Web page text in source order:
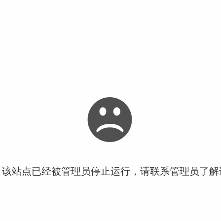
站点已经被管理员停止运行，请联系管理员了